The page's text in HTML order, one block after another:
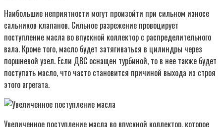
Наибольшие неприятности могут произойти при сильном износе
сальников клапанов. Сильное разрежение провоцирует
поступление масла во впускной коллектор с распределительного
вала. Кроме того, масло будет затягиваться в цилиндры через
поршневой узел. Если ДВС оснащен турбиной, то в нее также будет
поступать масло, что часто становится причиной выхода из строя
этого агрегата.
Увеличенное поступление масла во впускной коллектор, которое